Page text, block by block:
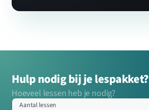
Hulp nodig bij je lespakket?
Hoeveel lessen heb je nodig?
Aantal lessen